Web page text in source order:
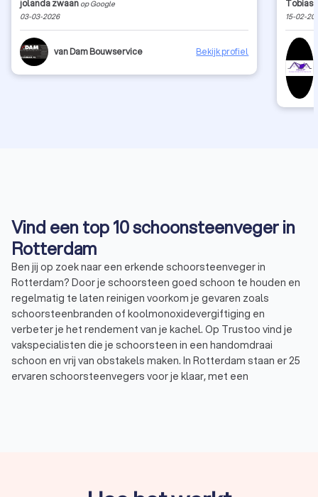
jolanda zwaan op Google
03-03-2026
van Dam Bouwservice Bekijk profiel
hard
dit
Tobias
15-02-
Vind een top 10 schoonsteenveger in
Rotterdam
Ben jij op zoek naar een erkende schoorsteenveger in
Rotterdam? Door je schoorsteen goed schoon te houden en
regelmatig te laten reinigen voorkom je gevaren zoals
schoorsteenbranden of koolmonoxidevergiftiging en
verbeter je het rendement van je kachel. Op Trustoo vind je
vakspecialisten die je schoorsteen in een handomdraai
schoon en vrij van obstakels maken. In Rotterdam staan er 25
ervaren schoorsteenvegers voor je klaar, met een